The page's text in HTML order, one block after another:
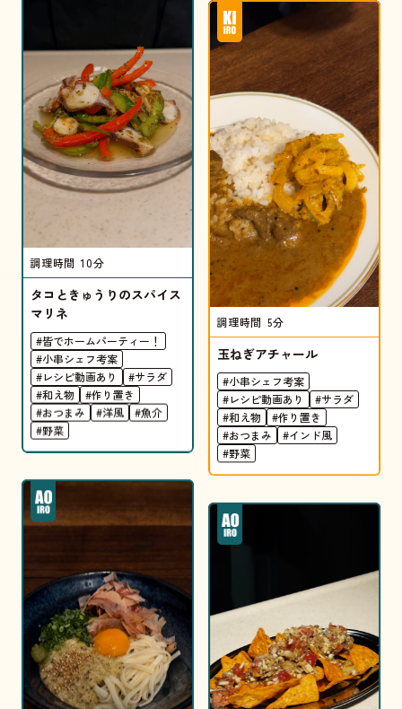
調理時間 10分
タコときゅうりのスパイス
マリネ
#皆でホームパーティー！
#小串シェフ考案
#レシピ動画あり
#サラダ
#和え物
#作り置き
#おつまみ
#洋風
#魚介
#野菜
調理時間 5分
玉ねぎアチャール
#小串シェフ考案
#レシピ動画あり
#サラダ
#和え物
#作り置き
#おつまみ
#インド風
#野菜